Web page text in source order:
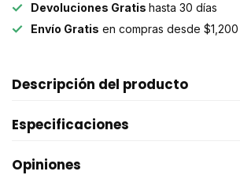
Devoluciones Gratis hasta 30 días
Envío Gratis en compras desde $1,200
Descripción del producto
Especificaciones
Opiniones